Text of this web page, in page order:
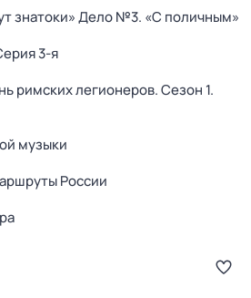
знатоки» Дело №3. «С поличным»
3-я
римских легионеров. Сезон 1.
музыки
России